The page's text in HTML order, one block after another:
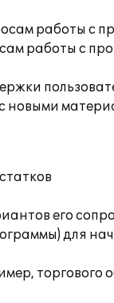
работы с
работы с
с новыми
его
для
торгового